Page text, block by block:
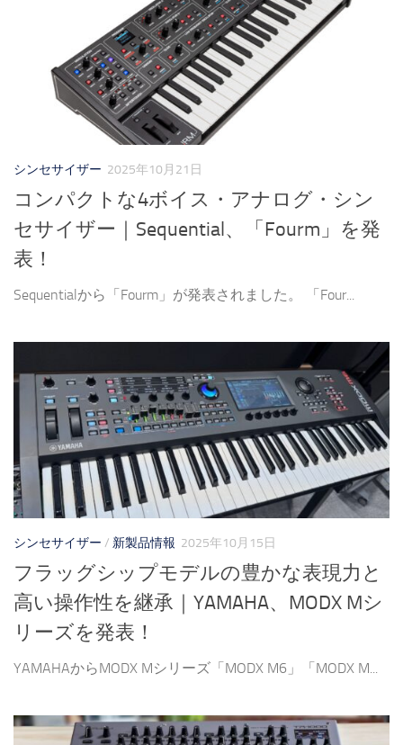
シンセサイザー 2025年10月21日
コンパクトな4ボイス・アナログ・シン
セサイザー｜Sequential、「Fourm」を発
表！
Sequentialから「Fourm」が発表されました。 「Four...
シンセサイザー / 新製品情報 2025年10月15日
フラッグシップモデルの豊かな表現力と
高い操作性を継承｜YAMAHA、MODX Mシ
リーズを発表！
YAMAHAからMODX Mシリーズ「MODX M6」「MODX M...